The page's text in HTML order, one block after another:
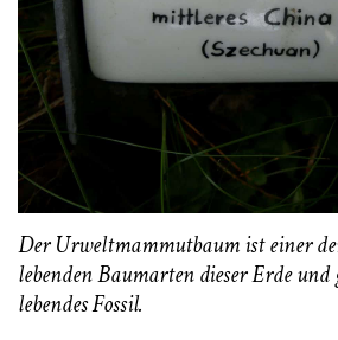
Der Urweltmammutbaum ist einer
lebenden Baumarten dieser Erde
lebendes Fossil.